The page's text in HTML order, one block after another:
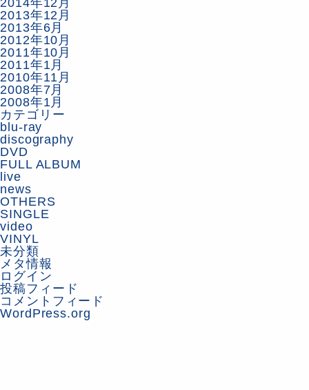
2014年12月
2013年12月
2013年6月
2012年10月
2011年10月
2011年1月
2010年11月
2008年7月
2008年1月
カテゴリー
blu-ray
discography
DVD
FULL ALBUM
live
news
OTHERS
SINGLE
video
VINYL
未分類
メタ情報
ログイン
投稿フィード
コメントフィード
WordPress.org